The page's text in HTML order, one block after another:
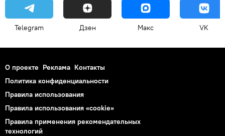
Telegram Дзен Макс VK
О проекте Реклама Контакты
Политика конфиденциальности
Правила использования
Правила использования «cookie»
Правила применения рекомендательных
технологий